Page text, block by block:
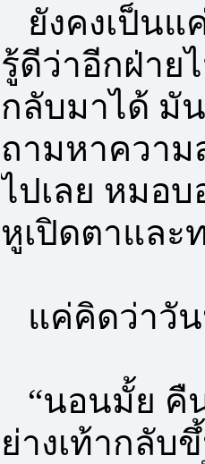
ยังคงเป็นแ
รู้ดีว่าอีกฝ่าย
กลับมาได้ มั
ถามหาควา
ไปเลย หมอ
หูเปิดตาและ
แค่คิดว่าวัน
“นอนมั้ย คื
ย่างเท้ากลับ